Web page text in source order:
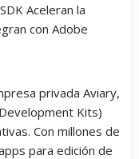
Aceleran la
con Adobe
privada Aviary,
Kits)
Con millones de
para edición de